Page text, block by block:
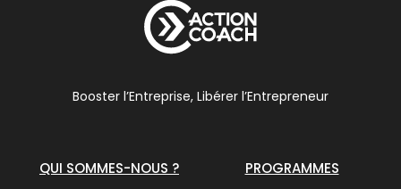
Booster l’Entreprise, Libérer l’Entrepreneur
QUI SOMMES-NOUS ? PROGRAMMES